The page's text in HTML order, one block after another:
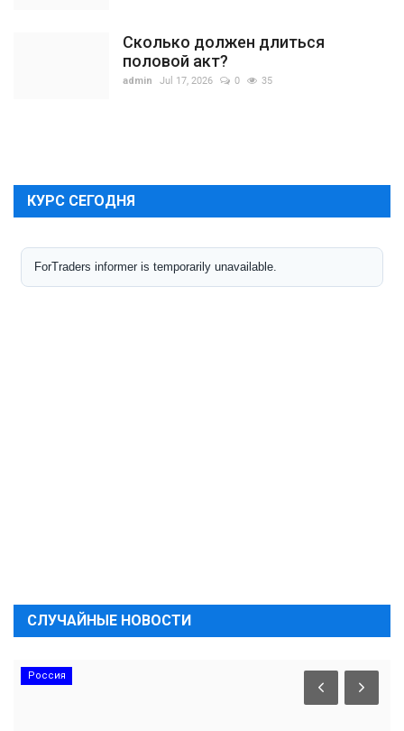
Сколько должен длиться
половой акт?
admin Jul 17, 2026 0 35
КУРС СЕГОДНЯ
СЛУЧАЙНЫЕ НОВОСТИ
Россия